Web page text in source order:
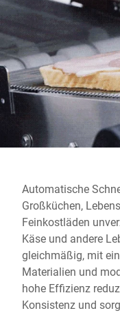
Globale Website
Automatische
Großküchen,
Feinkostläden
Käse und andere
gleichmäßig, mit
Materialien und
hohe Effizienz
Konsistenz und